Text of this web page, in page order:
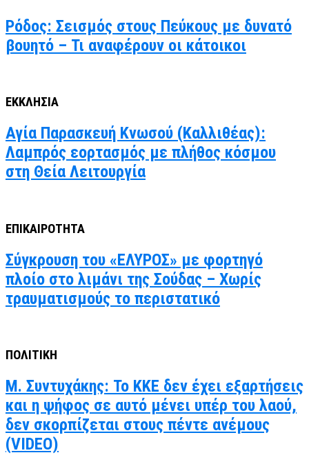
Ρόδος: Σεισμός στους Πεύκους με δυνατό
βουητό – Τι αναφέρουν οι κάτοικοι
ΕΚΚΛΗΣΙΑ
Αγία Παρασκευή Κνωσού (Καλλιθέας):
Λαμπρός εορτασμός με πλήθος κόσμου
στη Θεία Λειτουργία
ΕΠΙΚΑΙΡΟΤΗΤΑ
Σύγκρουση του «ΕΛΥΡΟΣ» με φορτηγό
πλοίο στο λιμάνι της Σούδας – Χωρίς
τραυματισμούς το περιστατικό
ΠΟΛΙΤΙΚΗ
Μ. Συντυχάκης: Το ΚΚΕ δεν έχει εξαρτήσεις
και η ψήφος σε αυτό μένει υπέρ του λαού,
δεν σκορπίζεται στους πέντε ανέμους
(VIDEO)